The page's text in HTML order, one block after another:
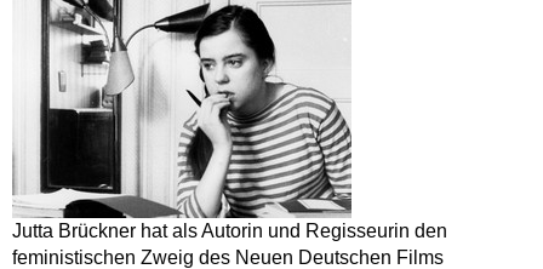
Jutta Brückner hat als Autorin und Regisseurin den
feministischen Zweig des Neuen Deutschen Films